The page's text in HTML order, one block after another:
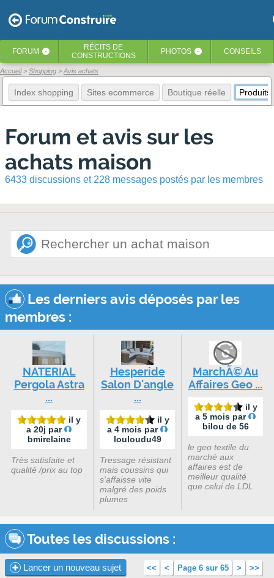
FORUM ‹ RÉCITS DE
CONSTRUCTIONS
PHOTOS ‹ CONSEILS
Accueil Shopping Avis achats
Index shopping Sites ecommerce Boutique réelle Produits
Forum et avis sur les
achats maison
6433 discussions et 228 messages postés par les membres
Les derniers avis déposés par les
membres :
NATERIAL
Pergola Astra
...
il y
a 20j par
bmirelaine
Très satisfaite et
qualité /prix au top
Hesperide
Salon D'angle
...
il y
a 4 mois par
louloudu49
Tressage résistant
mais coussins qui
s'affaisse vite
malgré des poids
plumes
MarchÃ© Au
Affaires Geo ...
il y
a 5 mois par
bilou de 56
le geo textile du
marché aux
affaires est de
meilleur qualité
que celui de LDL
Toutes les discussions :
Lancer un nouveau sujet << < Page 6 sur 65 > >>